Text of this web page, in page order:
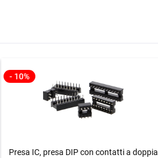
- 10%
Presa IC, presa DIP con contatti a doppia